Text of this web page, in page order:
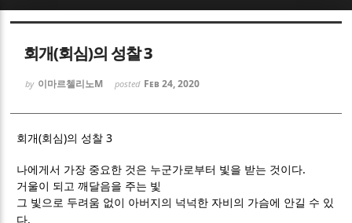
회개(회심)의 성찰 3
by 이마르첼리노M posted Feb 24, 2020
회개(회심)의 성찰 3
나에게서 가장 중요한 것은 누군가로부터 빛을 받는 것이다.
거울이 되고 깨달음을 주는 빛
그 빛으로 두려움 없이 아버지의 넉넉한 자비의 가슴에 안길 수 있
다.
Sketchbook5, 스케치북5
Sketchbook5, 스케치북5
Sketchbook5, 스케치북5
Sketchbook5, 스케치북5